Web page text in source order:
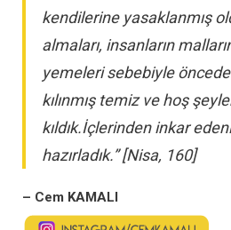
kendilerine yasaklanmış
almaları, insanların
yemeleri sebebiyle
kılınmış temiz ve hoş
kıldık.İçlerinden inkar
hazırladık.” [Nisa, 160]
– Cem KAMALI